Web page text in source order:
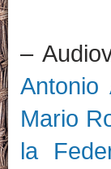
–
Mario
la